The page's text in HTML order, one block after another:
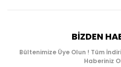
BIZDEN
Bültenimize Üye Olun ! Tüm
Haberiniz